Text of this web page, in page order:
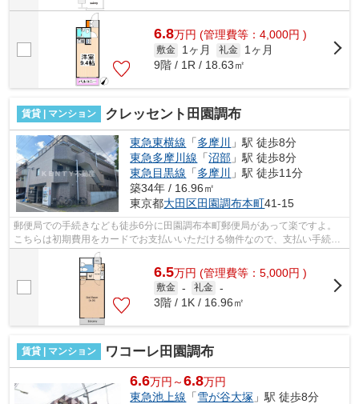
6.8万円 (管理費等：4,000円 )
敷金 1ヶ月 礼金
1ヶ月
9階 / 1R / 18.63㎡
賃貸 | マンション クレッセント田園調布
東急東横線 「多摩川
」駅 徒歩8分
東急多摩川線 「沼部 」駅 徒歩8分
東急目黒線 「多摩川
」駅 徒歩11分
築34年 / 16.96㎡
東京都大田区田園調布本町41-15
郵便局での手続きなども徒歩6分に田園調布本町郵便局があって楽ですよ。
こちらは初期費用をカードでお支払いいただける物件なので、支払い手続き
の手間が省けます。駅まで平坦な物件で...
6.5万円 (管理費等：5,000円 )
敷金 - 礼金 -
3階 / 1K / 16.96㎡
賃貸 | マンション ワコーレ田園調布
6.6万円～6.8万円
東急池上線 「雪が谷大塚 」駅 徒歩8分